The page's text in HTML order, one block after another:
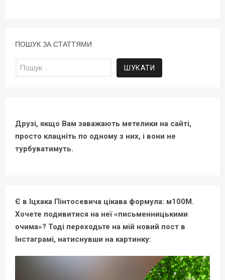
ПОШУК ЗА СТАТТЯМИ
Пошук:
Друзі, якщо Вам заважають метелики на сайті,
просто клацніть по одному з них, і вони не
турбуватимуть.
Є в Іцхака Пінтосевича цікава формула: м100М.
Хочете подивитися на неї «письменницькими
очима»? Тоді переходьте на мій новий пост в
Інстаграмі, натиснувши на картинку: